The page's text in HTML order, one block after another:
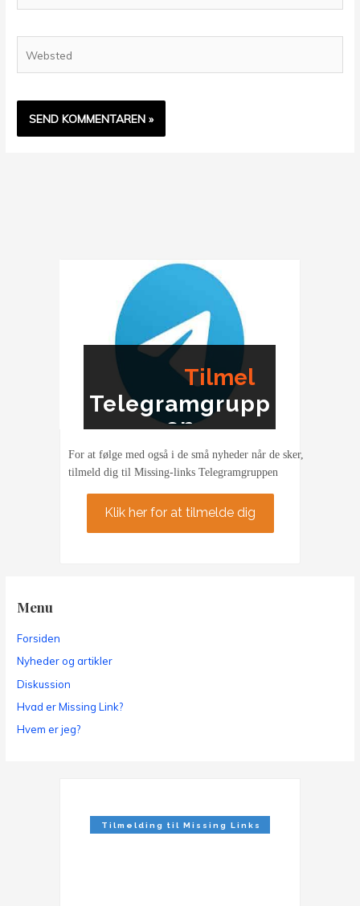
Tilmel
ding
Telegramgrupp
en
For at følge med også i de små nyheder når de sker,
tilmeld dig til Missing-links Telegramgruppen
Klik her for at tilmelde dig
Menu
Forsiden
Nyheder og artikler
Diskussion
Hvad er Missing Link?
Hvem er jeg?
Tilmelding til Missing Links